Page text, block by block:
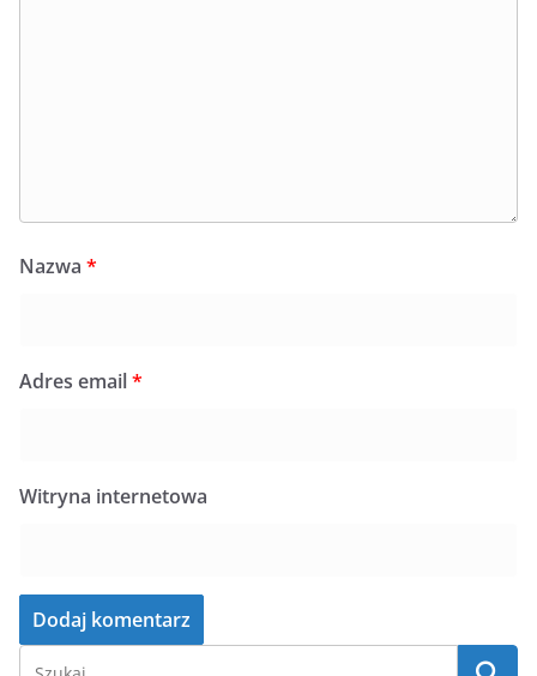
Nazwa *
Adres email*
Witryna internetowa